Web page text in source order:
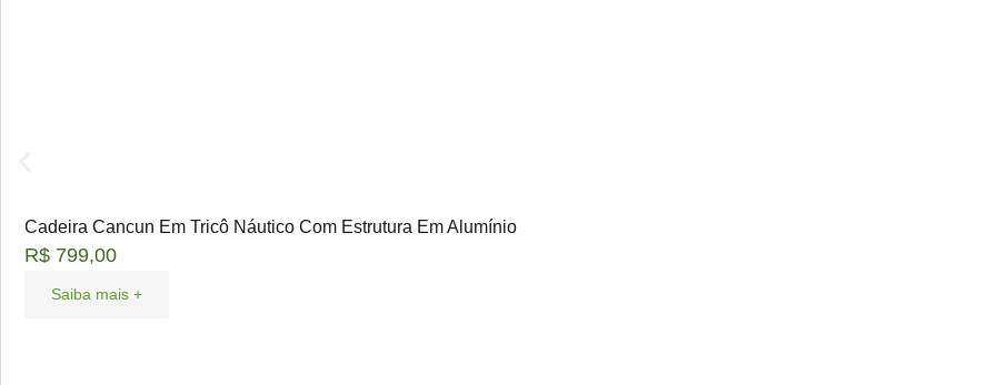
Cadeira Cancun Em Tricô Náutico Com Estrutura Em Alumínio
R$ 799,00
Saiba mais +